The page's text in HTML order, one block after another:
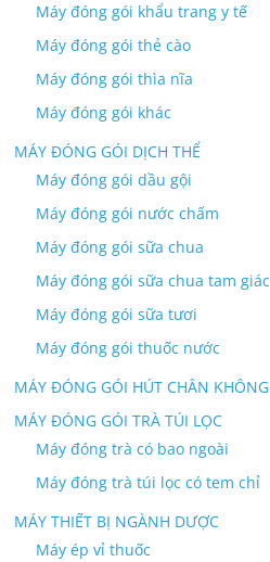
Máy đóng gói khẩu trang y tế
Máy đóng gói thẻ cào
Máy đóng gói thìa nĩa
Máy đóng gói khác
MÁY ĐÓNG GÓI DỊCH THỂ
Máy đóng gói dầu gội
Máy đóng gói nước chấm
Máy đóng gói sữa chua
Máy đóng gói sữa chua tam giác
Máy đóng gói sữa tươi
Máy đóng gói thuốc nước
MÁY ĐÓNG GÓI HÚT CHÂN KHÔNG
MÁY ĐÓNG GÓI TRÀ TÚI LỌC
Máy đóng trà có bao ngoài
Máy đóng trà túi lọc có tem chỉ
MÁY THIẾT BỊ NGÀNH DƯỢC
Máy ép vỉ thuốc